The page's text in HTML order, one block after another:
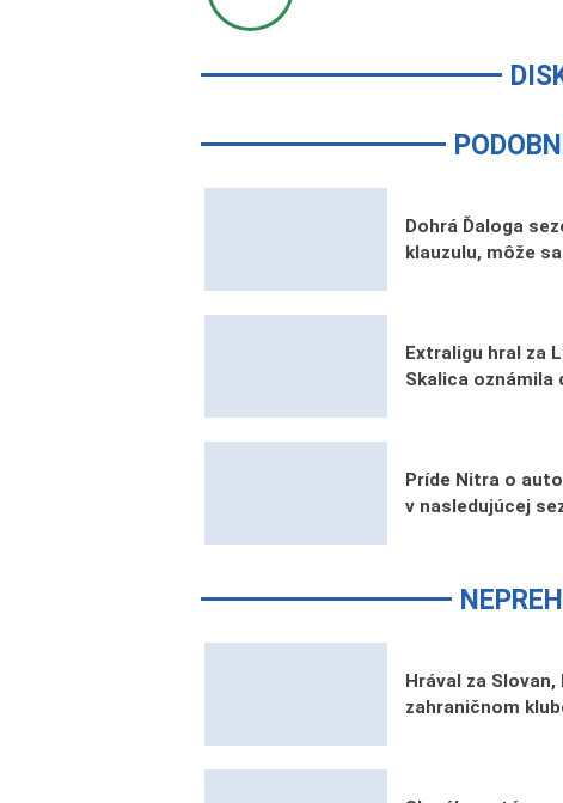
Dohrá Ďaloga
klauzulu, môže
Extraligu hral za
Skalica oznámila
Príde Nitra o
v nasledujúcej
Hrával za
zahraničnom